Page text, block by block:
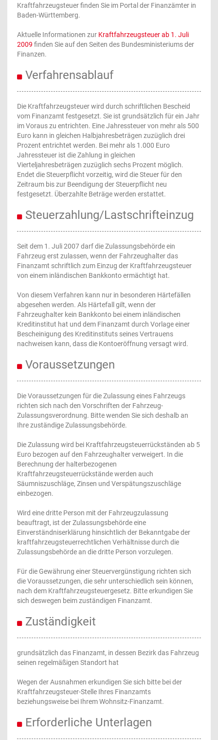
Kraftfahrzeugsteuer finden Sie im Portal der Finanzämter in
Baden-Württemberg.
Aktuelle Informationen zur Kraftfahrzeugsteuer ab 1. Juli
2009 finden Sie auf den Seiten des Bundesministeriums der
Finanzen.
Verfahrensablauf
Die Kraftfahrzeugsteuer wird durch schriftlichen Bescheid
vom Finanzamt festgesetzt. Sie ist grundsätzlich für ein Jahr
im Voraus zu entrichten. Eine Jahressteuer von mehr als 500
Euro kann in gleichen Halbjahresbeträgen zuzüglich drei
Prozent entrichtet werden. Bei mehr als 1.000 Euro
Jahressteuer ist die Zahlung in gleichen
Vierteljahresbeträgen zuzüglich sechs Prozent möglich.
Endet die Steuerpflicht vorzeitig, wird die Steuer für den
Zeitraum bis zur Beendigung der Steuerpflicht neu
festgesetzt. Überzahlte Beträge werden erstattet.
Steuerzahlung/Lastschrifteinzug
Seit dem 1. Juli 2007 darf die Zulassungsbehörde ein
Fahrzeug erst zulassen, wenn der Fahrzeughalter das
Finanzamt schriftlich zum Einzug der Kraftfahrzeugsteuer
von einem inländischen Bankkonto ermächtigt hat.
Von diesem Verfahren kann nur in besonderen Härtefällen
abgesehen werden. Als Härtefall gilt, wenn der
Fahrzeughalter kein Bankkonto bei einem inländischen
Kreditinstitut hat und dem Finanzamt durch Vorlage einer
Bescheinigung des Kreditinstituts seines Vertrauens
nachweisen kann, dass die Kontoeröffnung versagt wird.
Voraussetzungen
Die Voraussetzungen für die Zulassung eines Fahrzeugs
richten sich nach den Vorschriften der Fahrzeug-
Zulassungsverordnung. Bitte wenden Sie sich deshalb an
Ihre zuständige Zulassungsbehörde.
Die Zulassung wird bei Kraftfahrzeugsteuerrückständen ab 5
Euro bezogen auf den Fahrzeughalter verweigert. In die
Berechnung der halterbezogenen
Kraftfahrzeugsteuerrückstände werden auch
Säumniszuschläge, Zinsen und Verspätungszuschläge
einbezogen.
Wird eine dritte Person mit der Fahrzeugzulassung
beauftragt, ist der Zulassungsbehörde eine
Einverständniserklärung hinsichtlich der Bekanntgabe der
kraftfahrzeugsteuerrechtlichen Verhältnisse durch die
Zulassungsbehörde an die dritte Person vorzulegen.
Für die Gewährung einer Steuervergünstigung richten sich
die Voraussetzungen, die sehr unterschiedlich sein können,
nach dem Kraftfahrzeugsteuergesetz. Bitte erkundigen Sie
sich deswegen beim zuständigen Finanzamt.
Zuständigkeit
grundsätzlich das Finanzamt, in dessen Bezirk das Fahrzeug
seinen regelmäßigen Standort hat
Wegen der Ausnahmen erkundigen Sie sich bitte bei der
Kraftfahrzeugsteuer-Stelle Ihres Finanzamts
beziehungsweise bei Ihrem Wohnsitz-Finanzamt.
Erforderliche Unterlagen